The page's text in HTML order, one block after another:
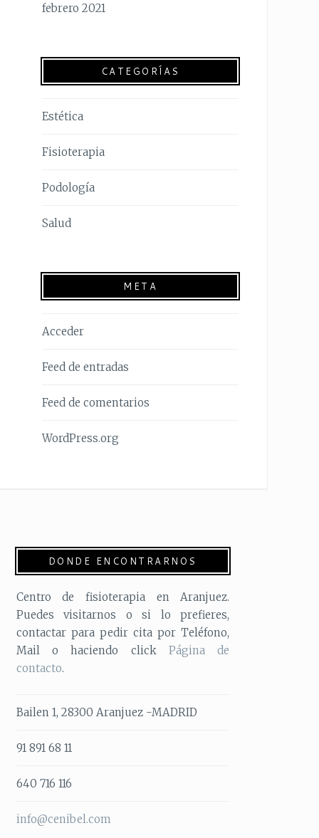
febrero 2021
CATEGORÍAS
Estética
Fisioterapia
Podología
Salud
META
Acceder
Feed de entradas
Feed de comentarios
WordPress.org
DONDE ENCONTRARNOS
Centro de fisioterapia en Aranjuez.
Puedes visitarnos o si lo prefieres,
contactar para pedir cita por Teléfono,
Mail o haciendo clickPágina de
contacto.
Bailen 1, 28300 Aranjuez -MADRID
91 891 68 11
‭640 716 116‬
info@cenibel.com